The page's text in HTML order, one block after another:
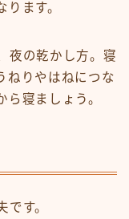
ます。
夜の乾かし方。寝
ねりやはねにつな
寝ましょう。
す。